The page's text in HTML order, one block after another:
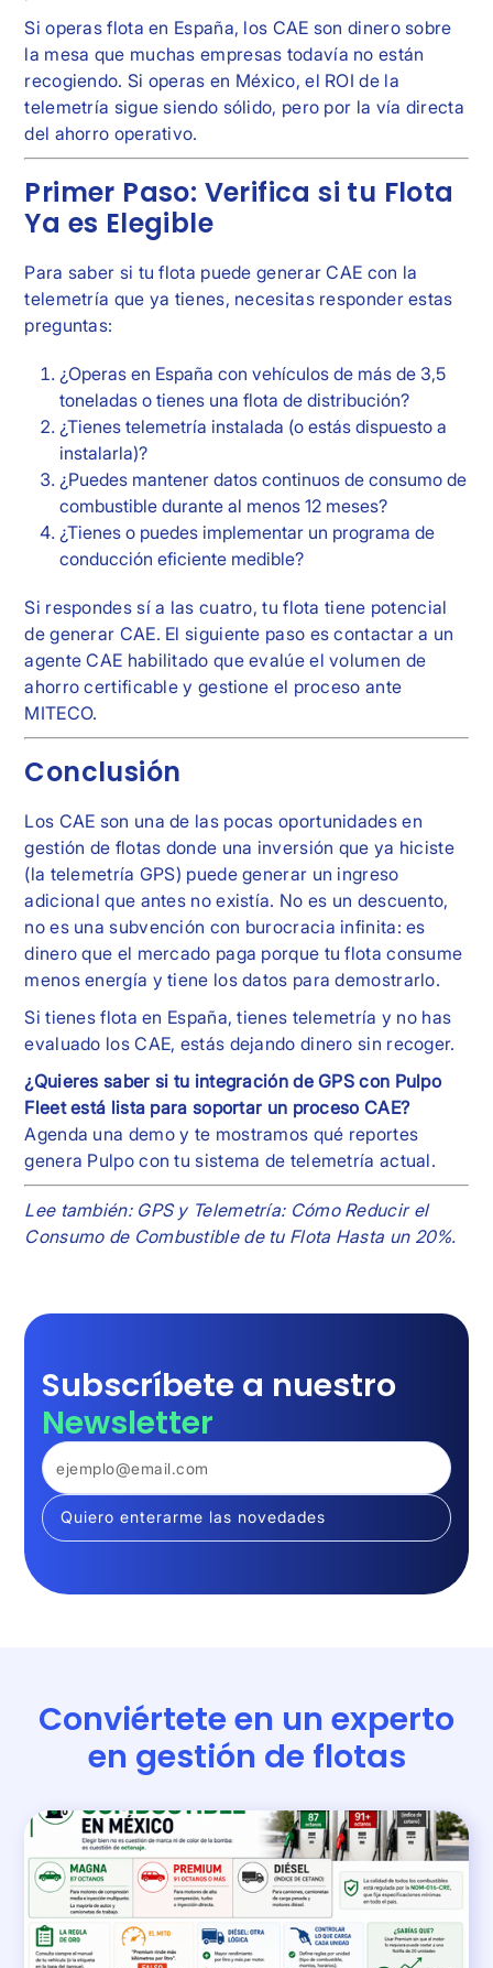
Si operas flota en España, los CAE son dinero sobre
la mesa que muchas empresas todavía no están
recogiendo. Si operas en México, el ROI de la
telemetría sigue siendo sólido, pero por la vía directa
del ahorro operativo.
Primer Paso: Verifica si tu Flota
Ya es Elegible
Para saber si tu flota puede generar CAE con la
telemetría que ya tienes, necesitas responder estas
preguntas:
¿Operas en España con vehículos de más de 3,5
toneladas o tienes una flota de distribución?
¿Tienes telemetría instalada (o estás dispuesto a
instalarla)?
¿Puedes mantener datos continuos de consumo de
combustible durante al menos 12 meses?
¿Tienes o puedes implementar un programa de
conducción eficiente medible?
Si respondes sí a las cuatro, tu flota tiene potencial
de generar CAE. El siguiente paso es contactar a un
agente CAE habilitado que evalúe el volumen de
ahorro certificable y gestione el proceso ante
MITECO.
Conclusión
Los CAE son una de las pocas oportunidades en
gestión de flotas donde una inversión que ya hiciste
(la telemetría GPS) puede generar un ingreso
adicional que antes no existía. No es un descuento,
no es una subvención con burocracia infinita: es
dinero que el mercado paga porque tu flota consume
menos energía y tiene los datos para demostrarlo.
Si tienes flota en España, tienes telemetría y no has
evaluado los CAE, estás dejando dinero sin recoger.
¿Quieres saber si tu integración de GPS con Pulpo
Fleet está lista para soportar un proceso CAE?
Agenda una demo y te mostramos qué reportes
genera Pulpo con tu sistema de telemetría actual.
Lee también: GPS y Telemetría: Cómo Reducir el
Consumo de Combustible de tu Flota Hasta un 20%.
Subscríbete a nuestro
Newsletter
Conviértete en un experto
en gestión de flotas